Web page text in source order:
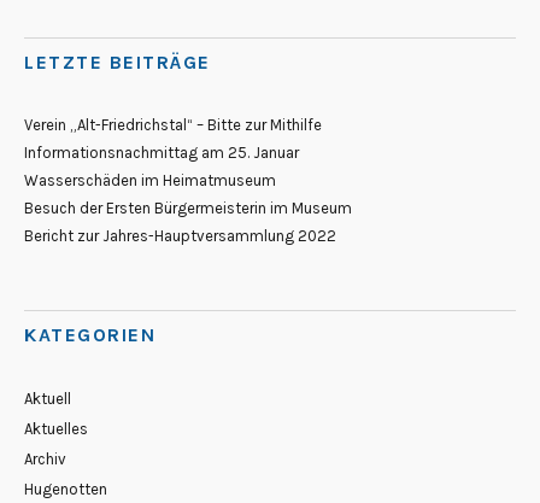
LETZTE BEITRÄGE
Verein „Alt-Friedrichstal“ – Bitte zur Mithilfe
Informationsnachmittag am 25. Januar
Wasserschäden im Heimatmuseum
Besuch der Ersten Bürgermeisterin im Museum
Bericht zur Jahres-Hauptversammlung 2022
KATEGORIEN
Aktuell
Aktuelles
Archiv
Hugenotten